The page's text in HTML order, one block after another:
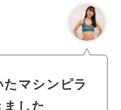
マシンピラ
した